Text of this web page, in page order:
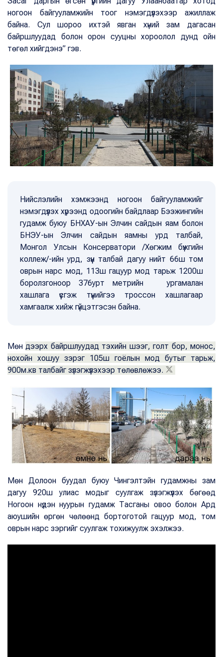
ногоон байгууламжийн тоог нэмэгдүүлэхээр ажиллаж
байна. Сул шороо ихтэй явган хүний зам дагасан
байршлуудад болон орон сууцны хороолол дунд ойн
төгөл хийгдэнэ” гэв.
Нийслэлийн хэмжээнд ногоон байгууламжийг
нэмэгдүүлэх хүрээнд одоогийн байдлаар Бээжингийн
гудамж буюу БНХАУ-ын Элчин сайдын яам болон
БНЭУ-ын Элчин сайдын яамны урд талбай,
Монгол Улсын Консерватори /Хөгжим бүжгийн
коллеж/-ийн урд, зүүн талбай дагуу нийт 66ш том
оврын нарс мод, 113ш гацуур мод тарьж 1200ш
боролзгоноор 376урт метрийн ургамалан
хашлага үүсгэж түүнийгээ троссон хашлагаар
хамгаалж хийж гүйцэтгэсэн байна.
Мөндээрх байршлуудад тэхийн шээг, голт бор, монос,
нохойн хошуу зэрэг 105ш гоёлын мод бутыг тарьж,
900м.кв талбайг зүлэгжүүлэхээр төлөвлөжээ.
Мөн Долоон буудал буюу Чингэлтэйн гудамжны зам
дагуу 920ш улиас модыг суулгаж зүлэгжүүлэх бөгөөд
Ногоон нүдэн нуурын гудамж Тасганы овоо болон Ард
аюушийн өргөн чөлөөнд бортоготой гацуур мод, том
оврын нарс зэргийг суулгаж тохижуулж эхэлжээ.